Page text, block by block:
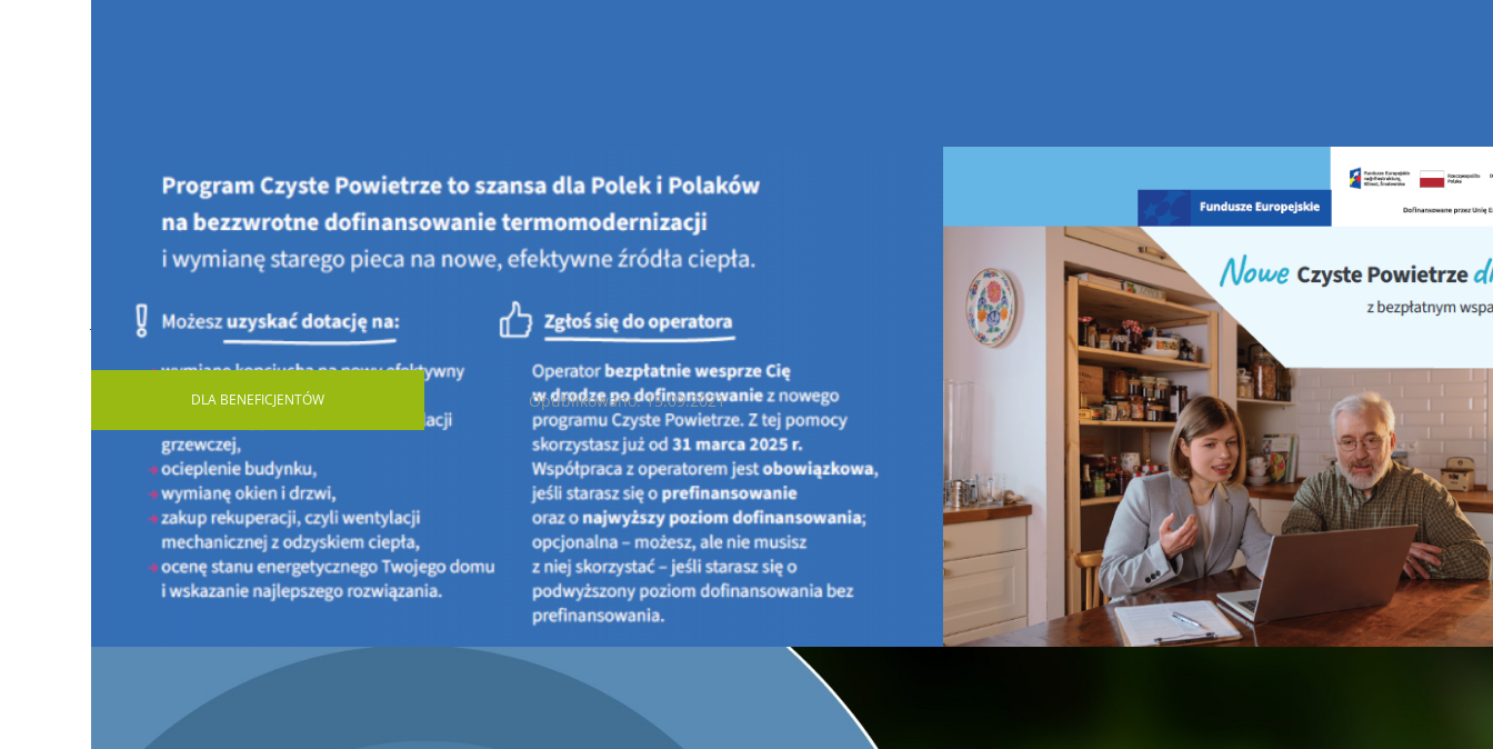
Jesteś tutaj:STRONA GŁÓWNA AKTUALNOŚCI Miasto z klimatem - najlepszy zrealizowany projekt
Miasto z klimatem - najlepszy zrealizowany projekt
Opublikowano: 15.09.2021
Trwa konkurs "Miasto z klimatem - najlepszy zrealizowany projekt"
10 września ruszyła druga edycja konkursu Ministerstwa Klimatu i Środowiska "Miasto z klimatem - najlepszy zrealizowany projekt".
Konkurs skierowany jest do samorządów miast, które w ciągu ostatnich 3 lat przed ogłoszeniem konkursu, ale nie później niż 6
miesięcy przed jego rozpoczęciem zrealizowały inwestycje z obszaru rozwoju
błękitno-zielonej infrastruktury (w tym retencja
wody)lubzrównoważonego transportu
. Celem konkursu jest promocja oraz upowszechnianie nowoczesnych, efektywnych,
zielonych rozwiązań miejskich, służących poprawie jakości życia mieszkańców poprzez ochronę klimatu lub zwiększenie odporności
miast na skutki zmian klimatu. Podstawowym kryterium oceny zgłoszonych przez samorządy inicjatyw będą uzyskane efekty
ekologiczne oraz społeczne przeprowadzonych inwestycji.
DLABENEFICJENTÓW
PROGRAM CZYSTE POWIETRZE
INFORMACJE OGÓLNE O PROGRAMIE
PORTAL BENEFICJENTA
KONTAKT
DOKUMENTY DO ZAPOZNANIA
LISTA URZĄDZEŃ GRZEWCZYCH
2026 r.
PROGRAM MOJA WODA
AKTUALNOŚCI - Doradcy Energetyczni